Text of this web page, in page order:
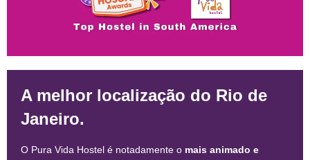
A melhor localização do Rio de
Janeiro.
O Pura Vida Hostel é notadamente o mais animado e